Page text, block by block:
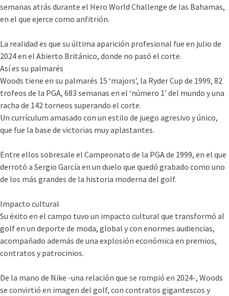
semanas atrás durante el Hero World Challenge de las Bahamas,
en el que ejerce como anfitrión.
La realidad es que su última aparición profesional fue en julio de
2024 en el Abierto Británico, donde no pasó el corte.
Así es su palmarés
Woods tiene en su palmarés 15 ‘majors’, la Ryder Cup de 1999, 82
trofeos de la PGA, 683 semanas en el ‘número 1′ del mundo y una
racha de 142 torneos superando el corte.
Un currículum amasado con un estilo de juego agresivo y único,
que fue la base de victorias muy aplastantes.
Entre ellos sobresale el Campeonato de la PGA de 1999, en el que
derrotó a Sergio García en un duelo que quedó grabado como uno
de los más grandes de la historia moderna del golf.
Impacto cultural
Su éxito en el campo tuvo un impacto cultural que transformó al
golf en un deporte de moda, global y con enormes audiencias,
acompañado además de una explosión económica en premios,
contratos y patrocinios.
De la mano de Nike -una relación que se rompió en 2024-, Woods
se convirtió en imagen del golf, con contratos gigantescos y